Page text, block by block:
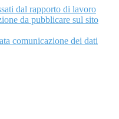
dal rapporto di lavoro
da pubblicare sul sito
comunicazione dei dati